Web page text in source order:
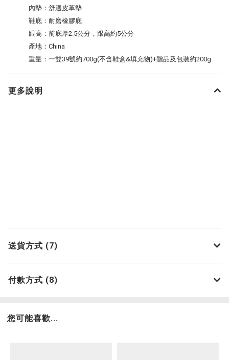
內墊：舒適皮革墊
鞋底：耐磨橡膠底
跟高：前底厚2.5公分，跟高約5公分
產地：China
重量：一雙39號約700g(不含鞋盒&填充物)+贈品及包裝約200g
更多說明
送貨方式 (7)
付款方式 (8)
您可能喜歡...